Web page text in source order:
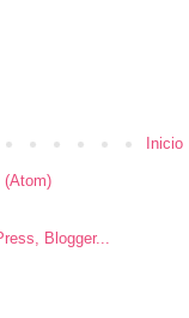
Inicio
(Atom)